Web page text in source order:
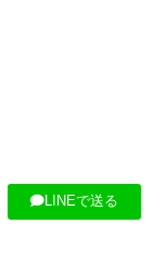
LINEで送る